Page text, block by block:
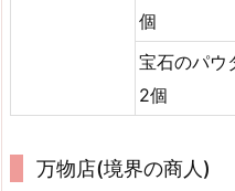
個
宝石のパウ
2個
万物店(境界の商人)